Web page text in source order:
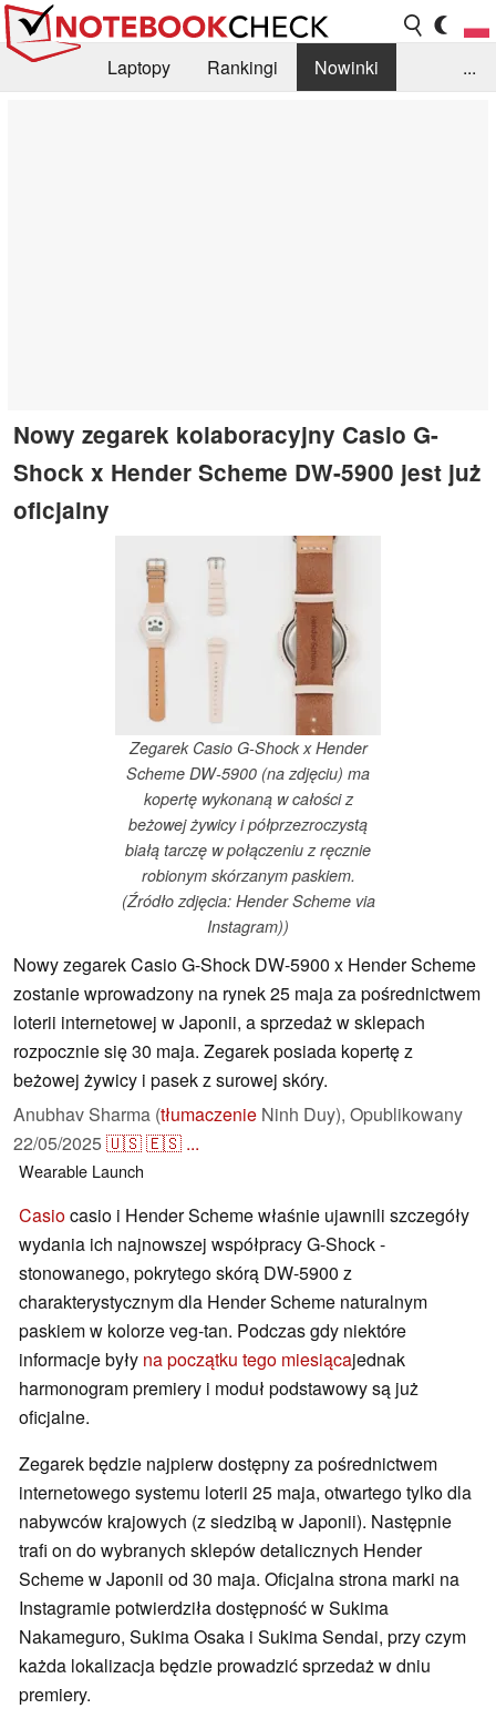
Laptopy Rankingi
Nowinki
...
Nowy zegarek kolaboracyjny Casio G-
Shock x Hender Scheme DW-5900 jest już
oficjalny
Zegarek Casio G-Shock x Hender
Scheme DW-5900 (na zdjęciu) ma
kopertę wykonaną w całości z
beżowej żywicy i półprzezroczystą
białą tarczę w połączeniu z ręcznie
robionym skórzanym paskiem.
(Źródło zdjęcia: Hender Scheme via
Instagram))
Nowy zegarek Casio G-Shock DW-5900 x Hender Scheme
zostanie wprowadzony na rynek 25 maja za pośrednictwem
loterii internetowej w Japonii, a sprzedaż w sklepach
rozpocznie się 30 maja. Zegarek posiada kopertę z
beżowej żywicy i pasek z surowej skóry.
Anubhav Sharma (tłumaczenie Ninh Duy), Opublikowany
22/05/2025🇺🇸🇪🇸 ...
Wearable Launch
Casiocasio i Hender Scheme właśnie ujawnili szczegóły
wydania ich najnowszej współpracy G-Shock -
stonowanego, pokrytego skórą DW-5900 z
charakterystycznym dla Hender Scheme naturalnym
paskiem w kolorze veg-tan. Podczas gdy niektóre
informacje były na początku tego miesiącajednak
harmonogram premiery i moduł podstawowy są już
oficjalne.
Zegarek będzie najpierw dostępny za pośrednictwem
internetowego systemu loterii 25 maja, otwartego tylko dla
nabywców krajowych (z siedzibą w Japonii). Następnie
trafi on do wybranych sklepów detalicznych Hender
Scheme w Japonii od 30 maja. Oficjalna strona marki na
Instagramie potwierdziła dostępność w Sukima
Nakameguro, Sukima Osaka i Sukima Sendai, przy czym
każda lokalizacja będzie prowadzić sprzedaż w dniu
premiery.